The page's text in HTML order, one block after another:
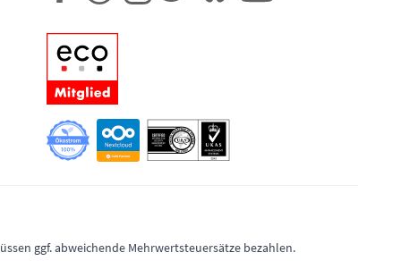
ggf. abweichende Mehrwertsteuersätze bezahlen.